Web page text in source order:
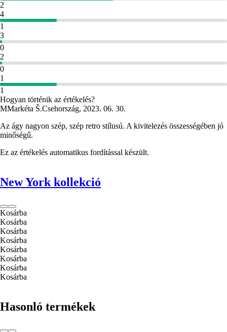
2
4
1
3
0
2
0
1
1
Hogyan történik az értékelés?
MMarkéta Š.Csehország, 2023. 06. 30.
Az ágy nagyon szép, szép retro stílusú. A kivitelezés összességében jó
minőségű.
Ez az értékelés automatikus fordítással készült.
New York kollekció
Kosárba
Kosárba
Kosárba
Kosárba
Kosárba
Kosárba
Kosárba
Kosárba
Hasonló termékek